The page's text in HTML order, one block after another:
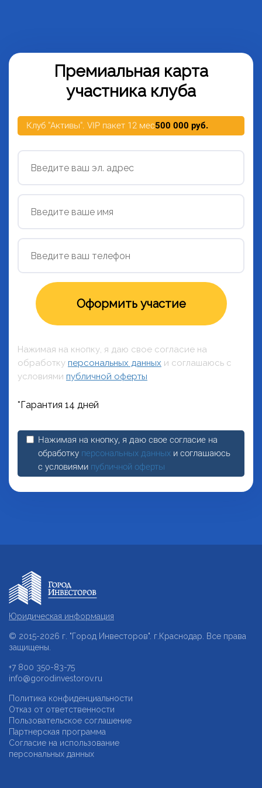
Премиальная карта
участника клуба
Клуб "Активы". VIP пакет 12 мес500 000 руб.
Оформить участие
Нажимая на кнопку, я даю свое согласие на
обработку персональных данных и соглашаюсь с
условиями публичной оферты
*Гарантия 14 дней
Нажимая на кнопку, я даю свое согласие на
обработку персональных данных и соглашаюсь
с условиями публичной оферты
Юридическая информация
© 2015-2026 г. "Город Инвесторов". г.Краснодар. Все права
защищены.
+7 800 350-83-75
info@gorodinvestorov.ru
Политика конфиденциальности
Отказ от ответственности
Пользовательское соглашение
Партнерская программа
Согласие на использование
персональных данных